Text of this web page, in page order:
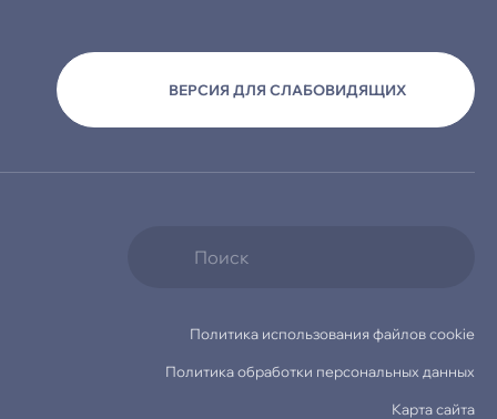
ВЕРСИЯ ДЛЯ СЛАБОВИДЯЩИХ
Политика использования файлов cookie
Политика обработки персональных данных
Карта сайта